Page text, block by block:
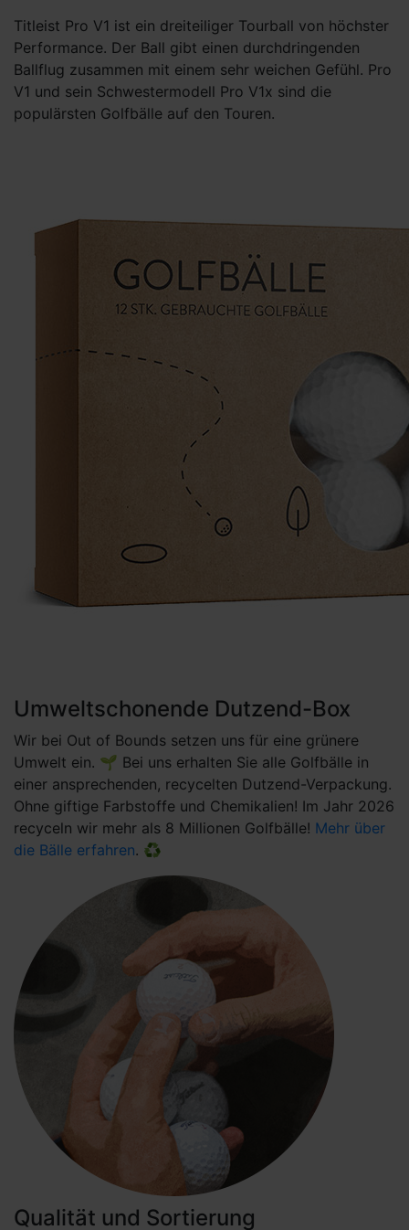
Titleist Pro V1 ist ein dreiteiliger Tourball von höchster
Performance. Der Ball gibt einen durchdringenden
Ballflug zusammen mit einem sehr weichen Gefühl. Pro
V1 und sein Schwestermodell Pro V1x sind die
populärsten Golfbälle auf den Touren.
Umweltschonende Dutzend-Box
Wir bei Out of Bounds setzen uns für eine grünere
Umwelt ein. 🌱 Bei uns erhalten Sie alle Golfbälle in
einer ansprechenden, recycelten Dutzend-Verpackung.
Ohne giftige Farbstoffe und Chemikalien! Im Jahr 2026
recyceln wir mehr als 8 Millionen Golfbälle! Mehr über
die Bälle erfahren. ♻
Qualität und Sortierung